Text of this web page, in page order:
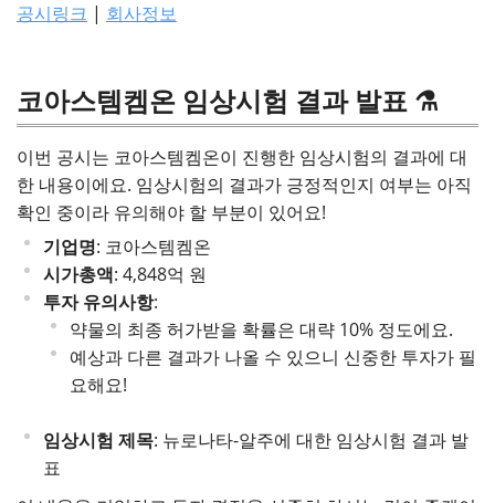
공시링크 | 회사정보
코아스템켐온 임상시험 결과 발표 ⚗️
이번 공시는 코아스템켐온이 진행한 임상시험의 결과에 대
한 내용이에요. 임상시험의 결과가 긍정적인지 여부는 아직
확인 중이라 유의해야 할 부분이 있어요!
기업명: 코아스템켐온
시가총액: 4,848억 원
투자 유의사항:
약물의 최종 허가받을 확률은 대략 10% 정도에요.
예상과 다른 결과가 나올 수 있으니 신중한 투자가 필
요해요!
임상시험 제목: 뉴로나타-알주에 대한 임상시험 결과 발
표